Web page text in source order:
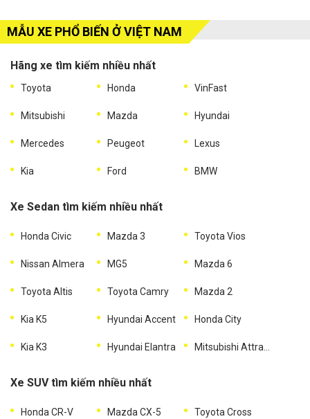
MẪU XE PHỔ BIẾN Ở VIỆT NAM
Hãng xe tìm kiếm nhiều nhất
Toyota Honda VinFast
Mitsubishi Mazda Hyundai
Mercedes Peugeot Lexus
Kia Ford BMW
Xe Sedan tìm kiếm nhiều nhất
Honda Civic Mazda 3 Toyota Vios
Nissan Almera MG5 Mazda 6
Toyota Altis Toyota Camry Mazda 2
Kia K5 Hyundai Accent Honda City
Kia K3 Hyundai Elantra
Xe SUV tìm kiếm nhiều nhất
Honda CR-V Mazda CX-5 Toyota Cross